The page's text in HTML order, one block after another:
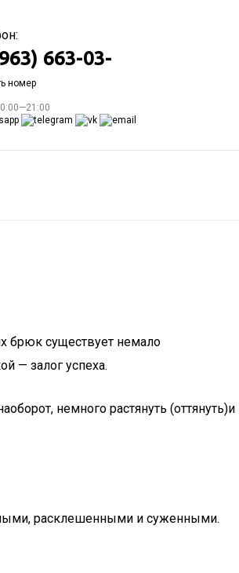
663-03-
номер
брюк существует немало
— залог успеха.
немного растянуть (оттянуть)и
расклешенными и суженными.